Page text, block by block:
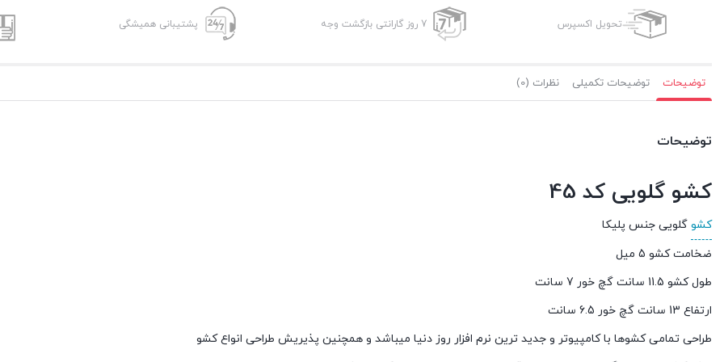
تحویل اکسپرس 7 روز گارانتی بازگشت وجه پشتیبانی همیشگی
توضیحات توضیحات تکمیلی نظرات (0)
توضیحات
کشو گلویی کد 45
کشو گلویی جنس پلیکا
ضخامت کشو 5 میل
طول کشو 11.5 سانت گچ خور 7 سانت
ارتفاع 13 سانت گچ خور 6.5 سانت
طراحی تمامی کشوها با کامپیوتر و جدید ترین نرم افزار روز دنیا میباشد و همچنین پذیریش طراحی انواع کشو